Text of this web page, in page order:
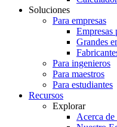
Soluciones
Para empresas
Empresas
Grandes
Para ingenieros
Para maestros
Para estudiantes
Recursos
Explorar
Acerca